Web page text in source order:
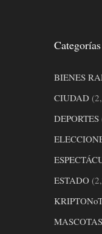
Categorías
BIENES
CIUDAD
DEPORTES
ESTADO
MASCOTAS